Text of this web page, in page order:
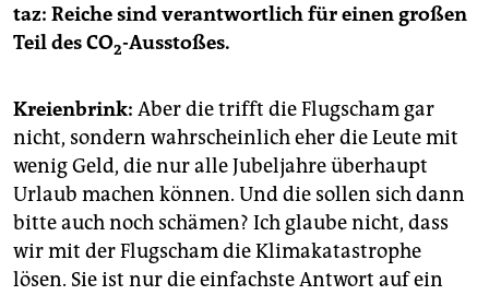
taz: Reiche sind verantwortlich für einen großen
Teil des CO2-Ausstoßes.
Kreienbrink: Aber die trifft die Flugscham gar
nicht, sondern wahrscheinlich eher die Leute mit
wenig Geld, die nur alle Jubeljahre überhaupt
Urlaub machen können. Und die sollen sich dann
bitte auch noch schämen? Ich glaube nicht, dass
wir mit der Flugscham die Klimakatastrophe
lösen. Sie ist nur die einfachste Antwort auf ein